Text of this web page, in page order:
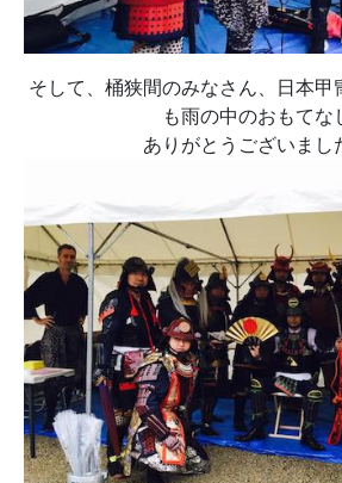
そして、桶狭間のみなさん、日本甲
も雨の中のおもてな
ありがとうございまし